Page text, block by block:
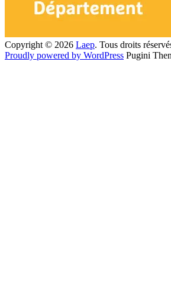
Copyright © 2026 Laep. Tous droits
Proudly powered by WordPress Pugini